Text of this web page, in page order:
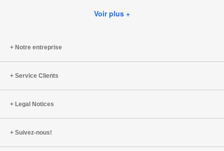
Voir plus +
Notre entreprise
Service Clients
Legal Notices
Suivez-nous!